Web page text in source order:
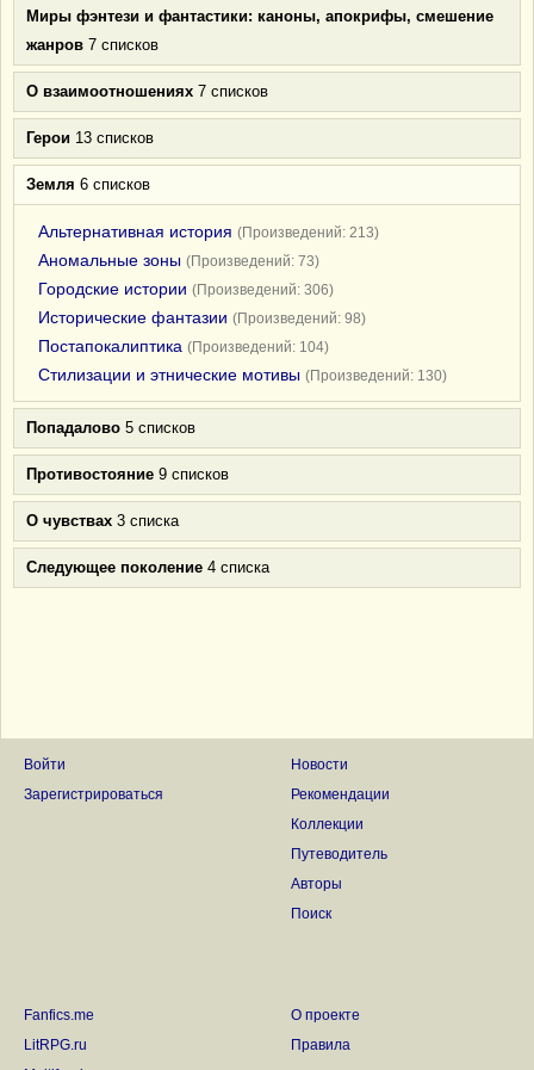
Миры фэнтези и фантастики: каноны, апокрифы, смешение
жанров 7 списков
О взаимоотношениях 7 списков
Герои 13 списков
Земля 6 списков
Альтернативная история (Произведений: 213)
Аномальные зоны (Произведений: 73)
Городские истории (Произведений: 306)
Исторические фантазии (Произведений: 98)
Постапокалиптика (Произведений: 104)
Стилизации и этнические мотивы (Произведений: 130)
Попадалово 5 списков
Противостояние 9 списков
О чувствах 3 списка
Следующее поколение 4 списка
Войти
Зарегистрироваться
Новости
Рекомендации
Коллекции
Путеводитель
Авторы
Поиск
Fanfics.me
LitRPG.ru
О проекте
Правила